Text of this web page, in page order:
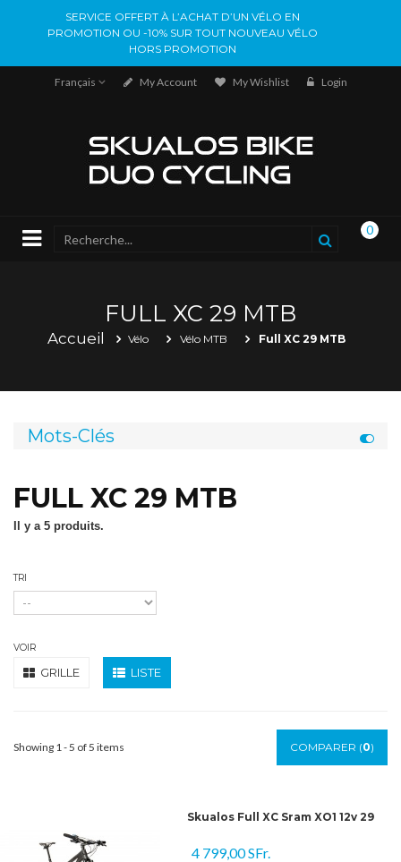
SERVICE OFFERT À L’ACHAT D’UN VÉLO EN
PROMOTION OU -10% SUR TOUT NOUVEAU VÉLO
HORS PROMOTION
Français My Account My Wishlist Login
0
FULL XC 29 MTB
Accueil Vélo Vélo MTB Full XC 29 MTB
Mots-Clés
FULL XC 29 MTB
Il y a 5 produits.
TRI
VOIR
GRILLE LISTE
Showing 1 - 5 of 5 items COMPARER (0)
Skualos Full XC Sram XO1 12v 29
4 799,00 SFr.